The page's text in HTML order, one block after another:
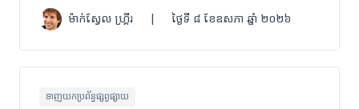
ម៉ាក់ស្វែល ហ្គ្រីរ ថ្ងៃទី ៨ ខែឧសភា ឆ្នាំ ២០២៦
ទាញយកប្រព័ន្ធផ្សព្វផ្សាយ